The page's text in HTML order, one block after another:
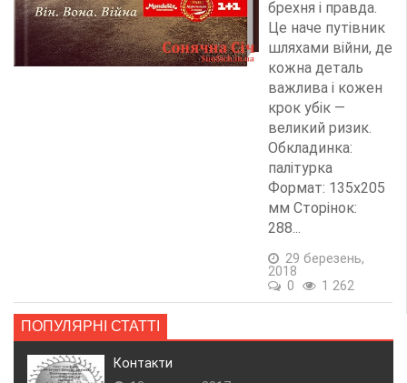
брехня і правда.
Це наче путівник
шляхами війни, де
кожна деталь
важлива і кожен
крок убік —
великий ризик.
Обкладинка:
палітурка
Формат: 135х205
мм Сторінок:
288...
29 березень,
2018
0
1 262
ПОПУЛЯРНІ СТАТТІ
Контакти